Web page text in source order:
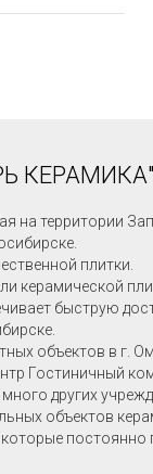
на территории
плитки.
керамической
быструю
объектов в г.
Гостиничный
других
объектов